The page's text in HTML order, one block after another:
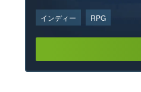
インディー RPG